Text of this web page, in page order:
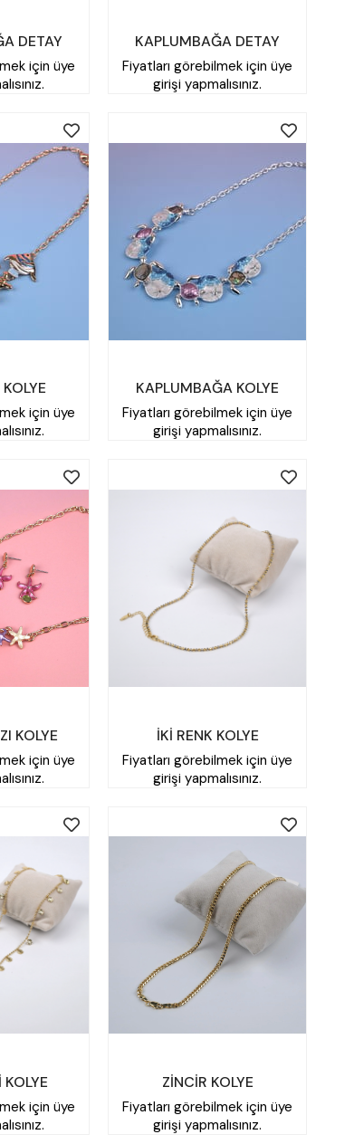
DETAY
için üye
KAPLUMBAĞA DETAY
KOLYE
Fiyatları görebilmek için üye
girişi yapmalısınız.
için üye
KAPLUMBAĞA KOLYE
Fiyatları görebilmek için üye
girişi yapmalısınız.
KOLYE
için üye
İKİ RENK KOLYE
Fiyatları görebilmek için üye
girişi yapmalısınız.
KOLYE
için üye
ZİNCİR KOLYE
Fiyatları görebilmek için üye
girişi yapmalısınız.